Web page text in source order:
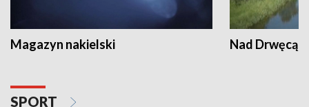
Magazyn nakielski Nad Drwęcą
SPORT